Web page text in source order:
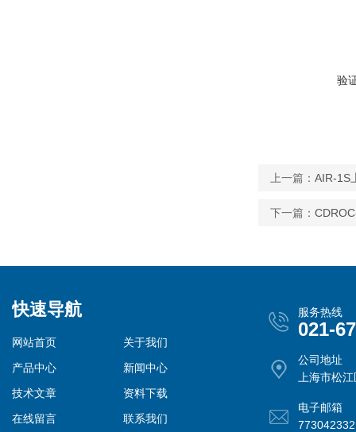
验
上一篇： AIR-1S
下一篇：
快速导航
网站首页
关于我们
产品中心
新闻中心
技术文章
资料下载
在线留言
联系我们
服务热线
021-
公司地址
上海市松
电子邮箱